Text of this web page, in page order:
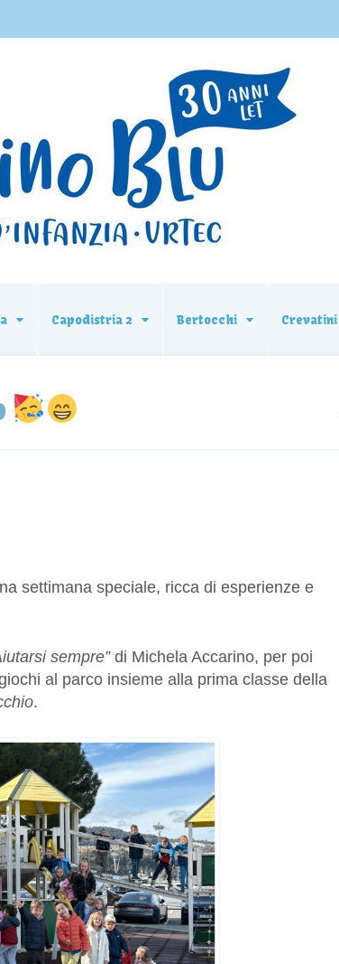
Capodistria 2 Bertocchi Crevatini
settimana speciale, ricca di esperienze e
sempre”di Michela Accarino, per poi
al parco insieme alla prima classe della
.